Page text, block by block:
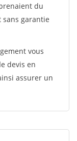
du
garantie
vous
devis en
assurer un